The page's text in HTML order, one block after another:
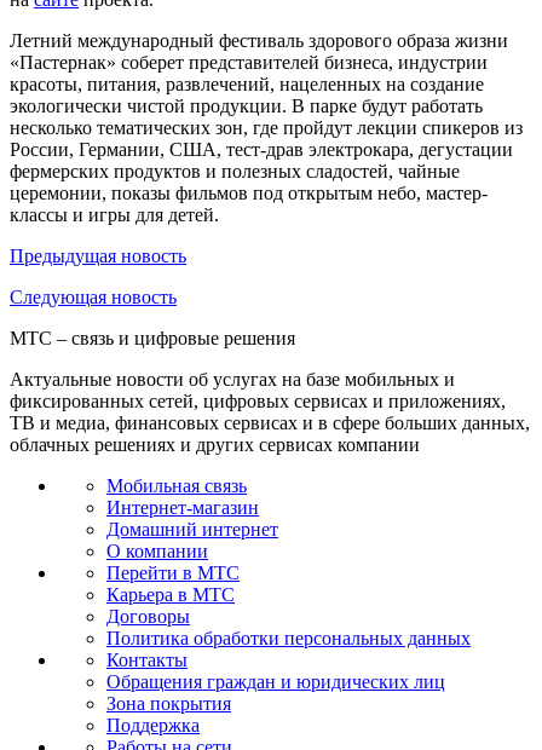
Летний международный фестиваль здорового образа жизни
«Пастернак» соберет представителей бизнеса, индустрии
красоты, питания, развлечений, нацеленных на создание
экологически чистой продукции. В парке будут работать
несколько тематических зон, где пройдут лекции спикеров из
России, Германии, США, тест-драв электрокара, дегустации
фермерских продуктов и полезных сладостей, чайные
церемонии, показы фильмов под открытым небо, мастер-
классы и игры для детей.
Предыдущая новость
Следующая новость
МТС – связь и цифровые решения
Актуальные новости об услугах на базе мобильных и
фиксированных сетей, цифровых сервисах и приложениях,
ТВ и медиа, финансовых сервисах и в сфере больших данных,
облачных решениях и других сервисах компании
Мобильная связь
Интернет-магазин
Домашний интернет
О компании
Перейти в МТС
Карьера в МТС
Договоры
Политика обработки персональных данных
Контакты
Обращения граждан и юридических лиц
Зона покрытия
Поддержка